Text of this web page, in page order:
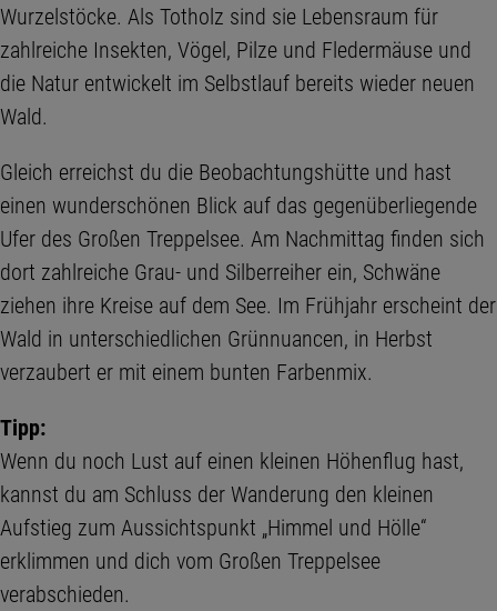
Wurzelstöcke. Als Totholz sind sie Lebensraum für
zahlreiche Insekten, Vögel, Pilze und Fledermäuse und
die Natur entwickelt im Selbstlauf bereits wieder neuen
Wald.
Gleich erreichst du die Beobachtungshütte und hast
einen wunderschönen Blick auf das gegenüberliegende
Ufer des Großen Treppelsee. Am Nachmittag finden sich
dort zahlreiche Grau- und Silberreiher ein, Schwäne
ziehen ihre Kreise auf dem See. Im Frühjahr erscheint der
Wald in unterschiedlichen Grünnuancen, in Herbst
verzaubert er mit einem bunten Farbenmix.
Tipp:
Wenn du noch Lust auf einen kleinen Höhenflug hast,
kannst du am Schluss der Wanderung den kleinen
Aufstieg zum Aussichtspunkt „Himmel und Hölle“
erklimmen und dich vom Großen Treppelsee
verabschieden.